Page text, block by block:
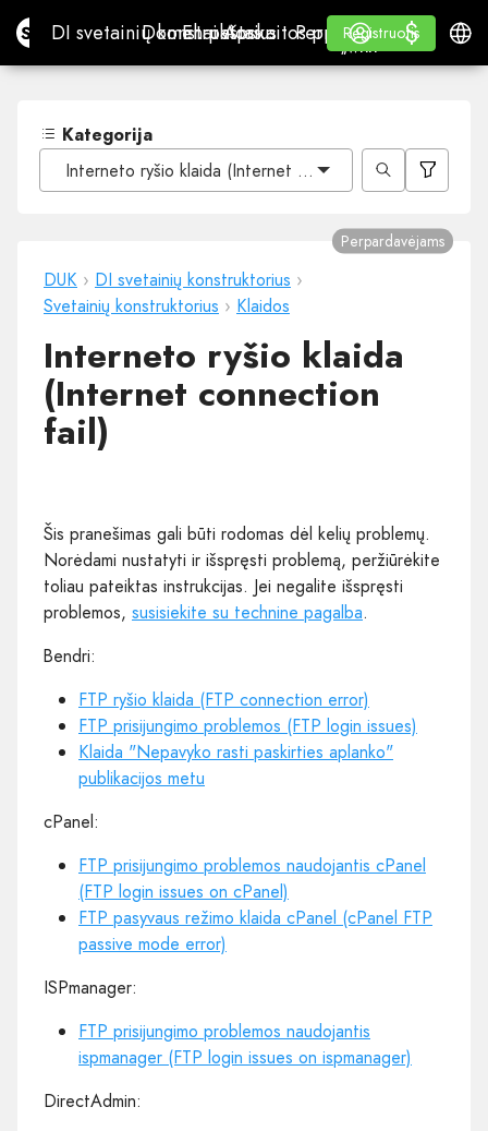
Site.proDI svetainių konstruktorius
DI svetainių konstruktorius
Domenai
DomenaiEl. paštas
El. paštasApskaitos programa
Apskaitos programa
Perpardavėjams
„WHITE LABEL“
Mokymasis
Mokymasis
Registruotis
Registruotis
Prisijungti
$
$
Kategorija
Interneto ryšio klaida (Internet connection fail)
DUK › DI svetainių konstruktorius ›
Svetainių konstruktorius › Klaidos
Perpardavėjams
Interneto ryšio klaida
(Internet connection
fail)
Šis pranešimas gali būti rodomas dėl kelių problemų.
Norėdami nustatyti ir išspręsti problemą, peržiūrėkite
toliau pateiktas instrukcijas. Jei negalite išspręsti
problemos, susisiekite su technine pagalba.
Bendri:
FTP ryšio klaida (FTP connection error)
FTP prisijungimo problemos (FTP login issues)
Klaida "Nepavyko rasti paskirties aplanko"
publikacijos metu
cPanel:
FTP prisijungimo problemos naudojantis cPanel
(FTP login issues on cPanel)
FTP pasyvaus režimo klaida cPanel (cPanel FTP
passive mode error)
ISPmanager:
FTP prisijungimo problemos naudojantis
ispmanager (FTP login issues on ispmanager)
DirectAdmin: